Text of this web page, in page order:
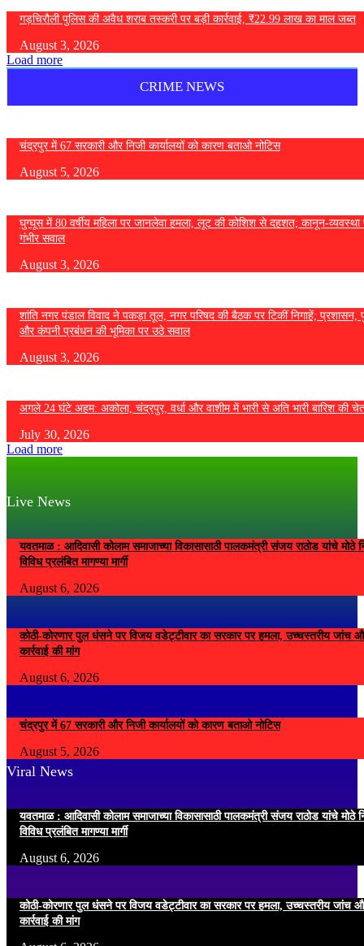
गड़चिरौली पुलिस की अवैध शराब तस्करी पर बड़ी कार्रवाई, ₹22.99 लाख का माल जब्त
August 3, 2026
Load more
CRIME NEWS
चंद्रपुर में 67 सरकारी और निजी कार्यालयों को कारण बताओ नोटिस
August 5, 2026
घुग्घूस में 80 वर्षीय महिला पर जानलेवा हमला, लूट की कोशिश से दहशत; कानून-व्यवस्था
गंभीर सवाल
August 3, 2026
शांति नगर पंडाल विवाद ने पकड़ा तूल, नगर परिषद की बैठक पर टिकीं निगाहें; प्रशासन,
और कंपनी प्रबंधन की भूमिका पर उठे सवाल
August 3, 2026
अगले 24 घंटे अहम: अकोला, चंद्रपुर, वर्धा और वाशीम में भारी से अति भारी बारिश की
July 30, 2026
Load more
Live News
यवतमाळ : आदिवासी कोलाम समाजाच्या विकासासाठी पालकमंत्री संजय राठोड यांचे मोठे
विविध प्रलंबित मागण्या मार्गी
August 6, 2026
कोठी-कोरणार पुल धंसने पर विजय वडेट्टीवार का सरकार पर हमला, उच्चस्तरीय जांच
कार्रवाई की मांग
August 6, 2026
चंद्रपुर में 67 सरकारी और निजी कार्यालयों को कारण बताओ नोटिस
August 5, 2026
Viral News
यवतमाळ : आदिवासी कोलाम समाजाच्या विकासासाठी पालकमंत्री संजय राठोड यांचे मोठे
विविध प्रलंबित मागण्या मार्गी
August 6, 2026
कोठी-कोरणार पुल धंसने पर विजय वडेट्टीवार का सरकार पर हमला, उच्चस्तरीय जांच
कार्रवाई की मांग